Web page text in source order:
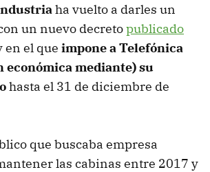
ha vuelto a darles un
un nuevo decretopublicado
en el que impone a Telefónica
económica mediante) su
hasta el 31 de diciembre de
que buscaba empresa
las cabinas entre 2017 y